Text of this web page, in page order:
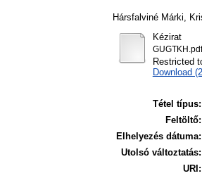
Hársfalviné Márki,
Kézirat
GUGTKH.pdf
Restricted
Download
Tétel típus:
Feltöltő:
Elhelyezés dátuma:
Utolsó változtatás:
URI: